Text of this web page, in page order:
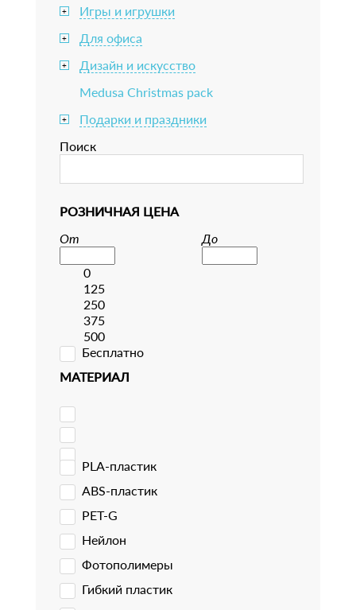
+ Игры и игрушки
+ Для офиса
+
Дизайн и искусство
Medusa Christmas pack
+
Подарки и праздники
Поиск
РОЗНИЧНАЯ ЦЕНА
От
До
0
125
250
375
500
Бесплатно
МАТЕРИАЛ
PLA-пластик
ABS-пластик
PET-G
Нейлон
Фотополимеры
Гибкий пластик